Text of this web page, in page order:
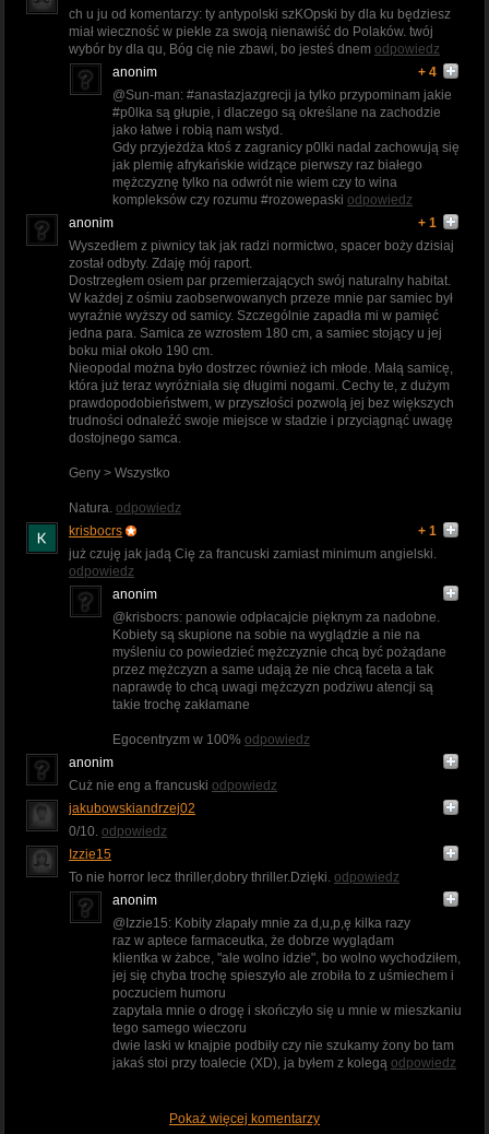
ch u ju od komentarzy: ty antypolski szKOpski by dla ku będziesz
miał wieczność w piekle za swoją nienawiść do Polaków. twój
wybór by dla qu, Bóg cię nie zbawi, bo jesteś dnem odpowiedz
anonim
+ 4
@Sun-man: #anastazjazgrecji ja tylko przypominam jakie
#p0lka są głupie, i dlaczego są określane na zachodzie
jako łatwe i robią nam wstyd.
Gdy przyjeżdża ktoś z zagranicy p0lki nadal zachowują się
jak plemię afrykańskie widzące pierwszy raz białego
mężczyznę tylko na odwrót nie wiem czy to wina
kompleksów czy rozumu #rozowepaski odpowiedz
anonim
+ 1
Wyszedłem z piwnicy tak jak radzi normictwo, spacer boży dzisiaj
został odbyty. Zdaję mój raport.
Dostrzegłem osiem par przemierzających swój naturalny habitat.
W każdej z ośmiu zaobserwowanych przeze mnie par samiec był
wyraźnie wyższy od samicy. Szczególnie zapadła mi w pamięć
jedna para. Samica ze wzrostem 180 cm, a samiec stojący u jej
boku miał około 190 cm.
Nieopodal można było dostrzec również ich młode. Małą samicę,
która już teraz wyróżniała się długimi nogami. Cechy te, z dużym
prawdopodobieństwem, w przyszłości pozwolą jej bez większych
trudności odnaleźć swoje miejsce w stadzie i przyciągnąć uwagę
dostojnego samca.
Geny > Wszystko
Natura. odpowiedz
krisbocrs
+ 1
już czuję jak jadą Cię za francuski zamiast minimum angielski.
odpowiedz
anonim
@krisbocrs: panowie odpłacajcie pięknym za nadobne.
Kobiety są skupione na sobie na wyglądzie a nie na
myśleniu co powiedzieć mężczyznie chcą być pożądane
przez mężczyzn a same udają że nie chcą faceta a tak
naprawdę to chcą uwagi mężczyzn podziwu atencji są
takie trochę zakłamane
Egocentryzm w 100% odpowiedz
anonim
Cuż nie eng a francuski odpowiedz
jakubowskiandrzej02
0/10. odpowiedz
Izzie15
To nie horror lecz thriller,dobry thriller.Dzięki. odpowiedz
anonim
@Izzie15: Kobity złapały mnie za d,u,p,ę kilka razy
raz w aptece farmaceutka, że dobrze wyglądam
klientka w żabce, "ale wolno idzie", bo wolno wychodziłem,
jej się chyba trochę spieszyło ale zrobiła to z uśmiechem i
poczuciem humoru
zapytała mnie o drogę i skończyło się u mnie w mieszkaniu
tego samego wieczoru
dwie laski w knajpie podbiły czy nie szukamy żony bo tam
jakaś stoi przy toalecie (XD), ja byłem z kolegą odpowiedz
Pokaż więcej komentarzy